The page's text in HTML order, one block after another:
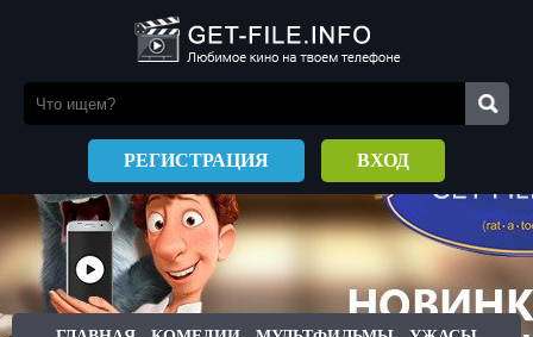
РЕГИСТРАЦИЯ ВХОД